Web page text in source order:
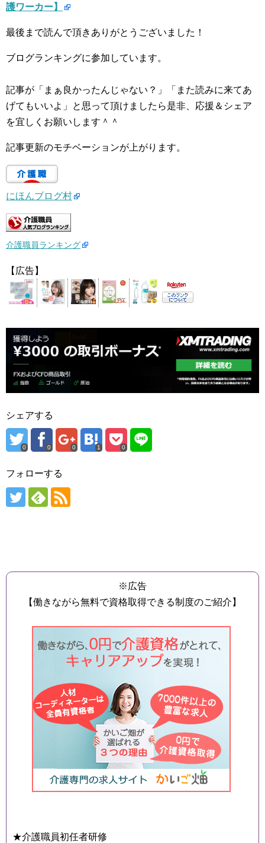
護ワーカー】
最後まで読んで頂きありがとうございました！
ブログランキングに参加しています。
記事が「まぁ良かったんじゃない？」「また読みに来てあ
げてもいいよ」と思って頂けましたら是非、応援＆シェア
を宜しくお願いします＾＾
記事更新のモチベーションが上がります。
にほんブログ村
介護職員ランキング
【広告】
シェアする
0 0 0 1 0
フォローする
※広告
【働きながら無料で資格取得できる制度のご紹介】
★介護職員初任者研修